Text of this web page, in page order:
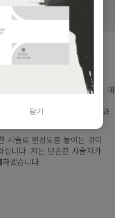
교하게 접근하는가에 달려
럽지만 확실한 변화를 만드는 데
성을 유도하여, 탄력을
터는 속건조를 개선하고 보습과
니다.
시술로 완성도를 높이는 것이
집니다. 저는 단순한 시술자가
겠습니다.
닫기